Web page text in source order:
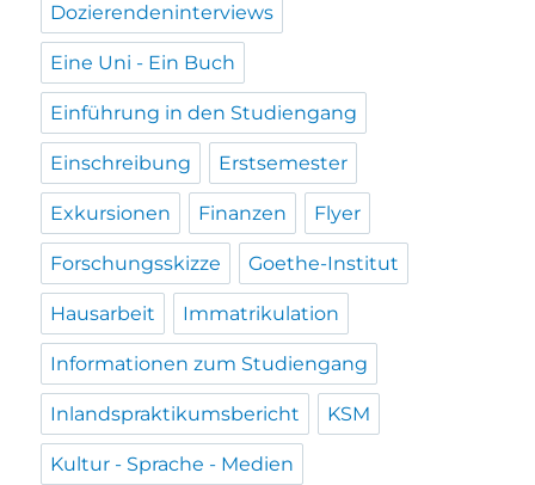
Dozierendeninterviews
Eine Uni - Ein Buch
Einführung in den Studiengang
Einschreibung Erstsemester
Exkursionen Finanzen Flyer
Forschungsskizze Goethe-Institut
Hausarbeit Immatrikulation
Informationen zum Studiengang
Inlandspraktikumsbericht KSM
Kultur - Sprache - Medien